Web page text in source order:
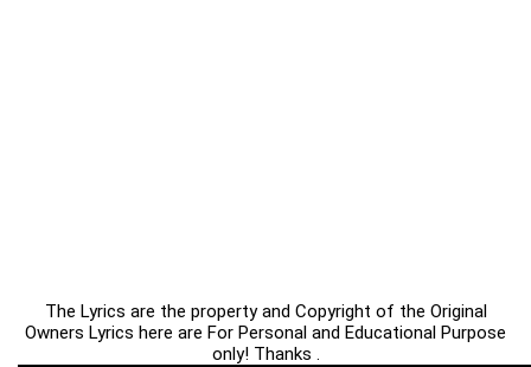
The Lyrics are the property and Copyright of the Original
Owners Lyrics here are For Personal and Educational Purpose
only! Thanks .